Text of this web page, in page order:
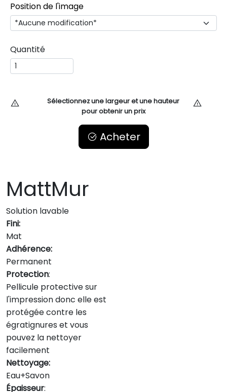
Position de l'image
Quantité
Sélectionnez une largeur et une hauteur
pour obtenir un prix
Acheter
MattMur
Solution lavable
Fini:
Mat
Adhérence:
Permanent
Protection:
Pellicule protective sur
l'impression donc elle est
protégée contre les
égratignures et vous
pouvez la nettoyer
facilement
Nettoyage:
Eau+Savon
Épaisseur: